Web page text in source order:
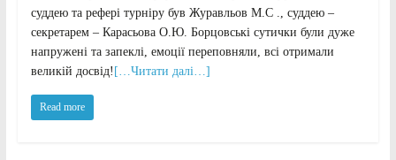
суддею та рефері турніру був Журавльов М.С ., суддею –
секретарем – Карасьова О.Ю. Борцовські сутички були дуже
напружені та запеклі, емоції переповняли, всі отримали
великій досвід! […Читати далі…]
Read more